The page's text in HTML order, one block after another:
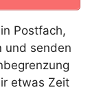
Postfach,
und senden
etwas Zeit